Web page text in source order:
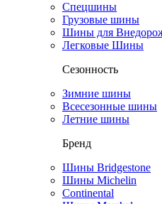
Спецшины
Грузовые шины
Шины для
Легковые Шины
Сезонность
Зимние шины
Всесезонные шины
Летние шины
Бренд
Шины Bridgestone
Шины Michelin
Continental